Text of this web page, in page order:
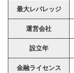
最大レバレッジ
運営会社
設立年
金融ライセンス